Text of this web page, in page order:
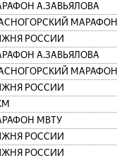
А.ЗАВЬЯЛОВА
МАРАФОН
РОССИИ
А.ЗАВЬЯЛОВА
МАРАФОН
РОССИИ
МВТУ
РОССИИ
РОССИИ